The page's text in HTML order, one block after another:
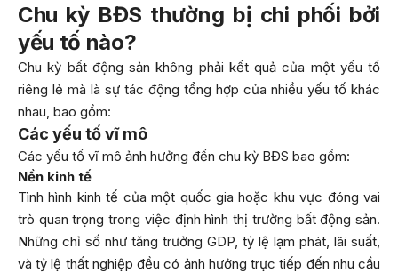
Chu kỳ BĐS thường bị chi phối bởi
yếu tố nào?
Chu kỳ bất động sản không phải kết quả của một yếu tố
riêng lẻ mà là sự tác động tổng hợp của nhiều yếu tố khác
nhau, bao gồm:
Các yếu tố vĩ mô
Các yếu tố vĩ mô ảnh hưởng đến chu kỳ BĐS bao gồm:
Nền kinh tế
Tình hình kinh tế của một quốc gia hoặc khu vực đóng vai
trò quan trọng trong việc định hình thị trường bất động sản.
Những chỉ số như tăng trưởng GDP, tỷ lệ lạm phát, lãi suất,
và tỷ lệ thất nghiệp đều có ảnh hưởng trực tiếp đến nhu cầu